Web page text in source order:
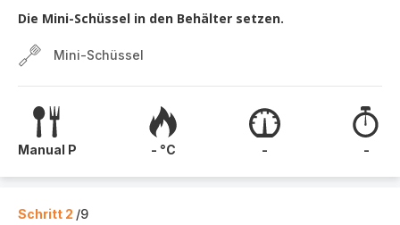
Die Mini-Schüssel in den Behälter setzen.
Mini-Schüssel
Manual P - °C - -
Schritt 2 /9